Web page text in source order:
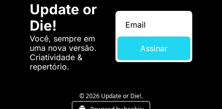
Update or
Die!
Você, sempre em
uma nova versão.
Criatividade &
repertório.
Assinar
© 2026 Update or Die!.